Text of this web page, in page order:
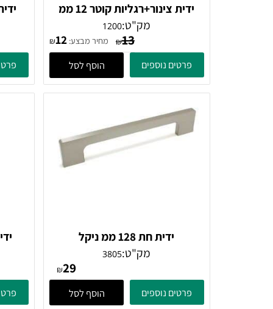
ידית צינור+רגליות קוטר 12 ממ
מק"ט:1200
₪13 מחיר מבצע: ₪12
פרטים נוספים
ידית חת קוטר
ידית חת 128 ממ ניקל